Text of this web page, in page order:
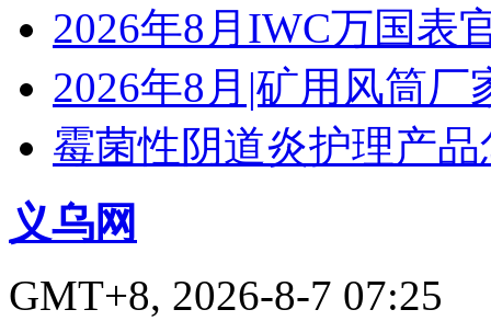
2026年8月IWC万国表
2026年8月|矿用风筒厂
霉菌性阴道炎护理产
义乌网
GMT+8, 2026-8-7 07:25